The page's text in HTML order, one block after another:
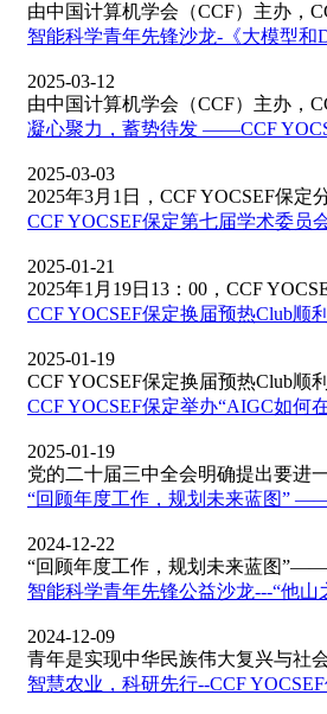
由中国计算机学会（CCF）主办，
智能科学青年先锋沙龙-《大模型和
2025-03-12
由中国计算机学会（CCF）主办，
凝心聚力，蓄势待发 ——CCF
2025-03-03
2025年3月1日，CCF YOCSEF保
CCF YOCSEF保定第七届学术委员
2025-01-21
2025年1月19日13：00，CCF
CCF YOCSEF保定换届预热Club顺
2025-01-19
CCF YOCSEF保定换届预热Club顺
CCF YOCSEF保定举办“AIGC如何
2025-01-19
党的二十届三中全会明确提出要进
“回顾年度工作，规划未来蓝图”
2024-12-22
“回顾年度工作，规划未来蓝图
智能科学青年先锋公益沙龙---“他
2024-12-09
青年是实现中华民族伟大复兴与社
智慧农业，科研先行--CCF